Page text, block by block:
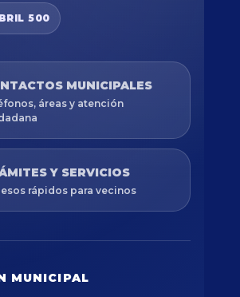
500
MUNICIPALES
áreas y atención
Y SERVICIOS
rápidos para vecinos
MUNICIPAL